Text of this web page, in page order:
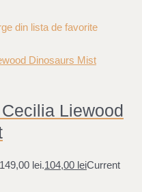
din lista de favorite
Liewood
lei.104,00 leiCurrent